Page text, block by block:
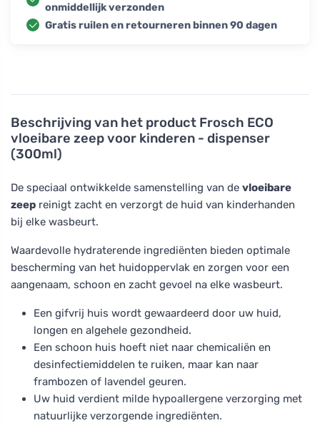
Beschrijving van het product Frosch ECO
vloeibare zeep voor kinderen - dispenser
(300ml)
De speciaal ontwikkelde samenstelling van de vloeibare
zeep reinigt zacht en verzorgt de huid van kinderhanden
bij elke wasbeurt.
Waardevolle hydraterende ingrediënten bieden optimale
bescherming van het huidoppervlak en zorgen voor een
aangenaam, schoon en zacht gevoel na elke wasbeurt.
Een gifvrij huis wordt gewaardeerd door uw huid,
longen en algehele gezondheid.
Een schoon huis hoeft niet naar chemicaliën en
desinfectiemiddelen te ruiken, maar kan naar
frambozen of lavendel geuren.
Uw huid verdient milde hypoallergene verzorging met
natuurlijke verzorgende ingrediënten.
onmiddellijk verzonden
Gratis ruilen en retourneren binnen 90 dagen